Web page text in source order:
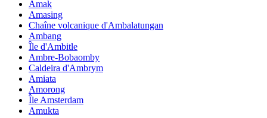
Amak
Amasing
Chaîne volcanique d'Ambalatungan
Ambang
Île d'Ambitle
Ambre-Bobaomby
Caldeira d'Ambrym
Amiata
Amorong
Île Amsterdam
Amukta